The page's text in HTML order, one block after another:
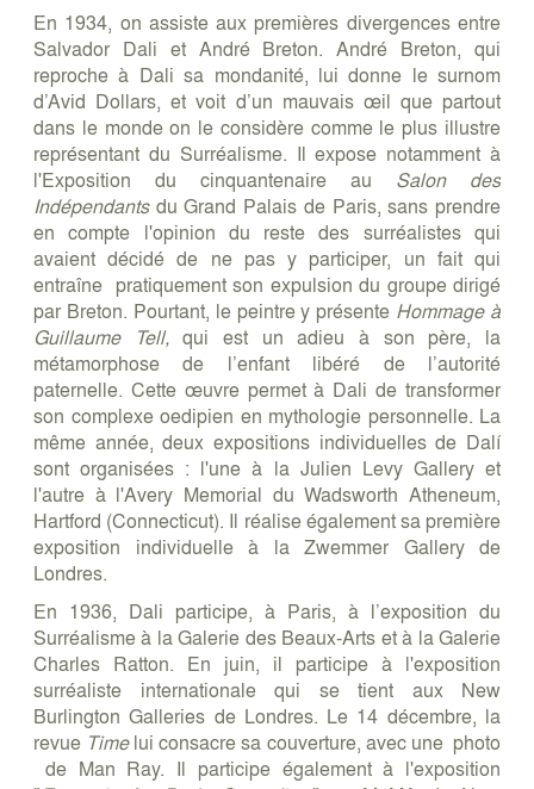
En 1934, on assiste aux premières divergences entre
Salvador Dali et André Breton. André Breton, qui
reproche à Dali sa mondanité, lui donne le surnom
d’Avid Dollars, et voit d’un mauvais œil que partout
dans le monde on le considère comme le plus illustre
représentant du Surréalisme. Il expose notamment à
l'Exposition du cinquantenaire au Salon des
Indépendantsdu Grand Palais de Paris, sans prendre
en compte l'opinion du reste des surréalistes qui
avaient décidé de ne pas y participer, un fait qui
entraîne pratiquement son expulsion du groupe dirigé
par Breton. Pourtant, le peintre y présente Hommage à
Guillaume Tell,qui est un adieu à son père, la
métamorphose de l’enfant libéré de l’autorité
paternelle. Cette œuvre permet à Dali de transformer
son complexe oedipien en mythologie personnelle. La
même année, deux expositions individuelles de Dalí
sont organisées : l'une à la Julien Levy Gallery et
l'autre à l'Avery Memorial du Wadsworth Atheneum,
Hartford (Connecticut). Il réalise également sa première
exposition individuelle à la Zwemmer Gallery de
Londres.
En 1936, Dali participe, à Paris, à l’exposition du
Surréalisme à la Galerie des Beaux-Arts et à la Galerie
Charles Ratton. En juin, il participe à l'exposition
surréaliste internationale qui se tient aux New
Burlington Galleries de Londres. Le 14 décembre, la
revue Timelui consacre sa couverture, avec une photo
de Man Ray. Il participe également à l'exposition